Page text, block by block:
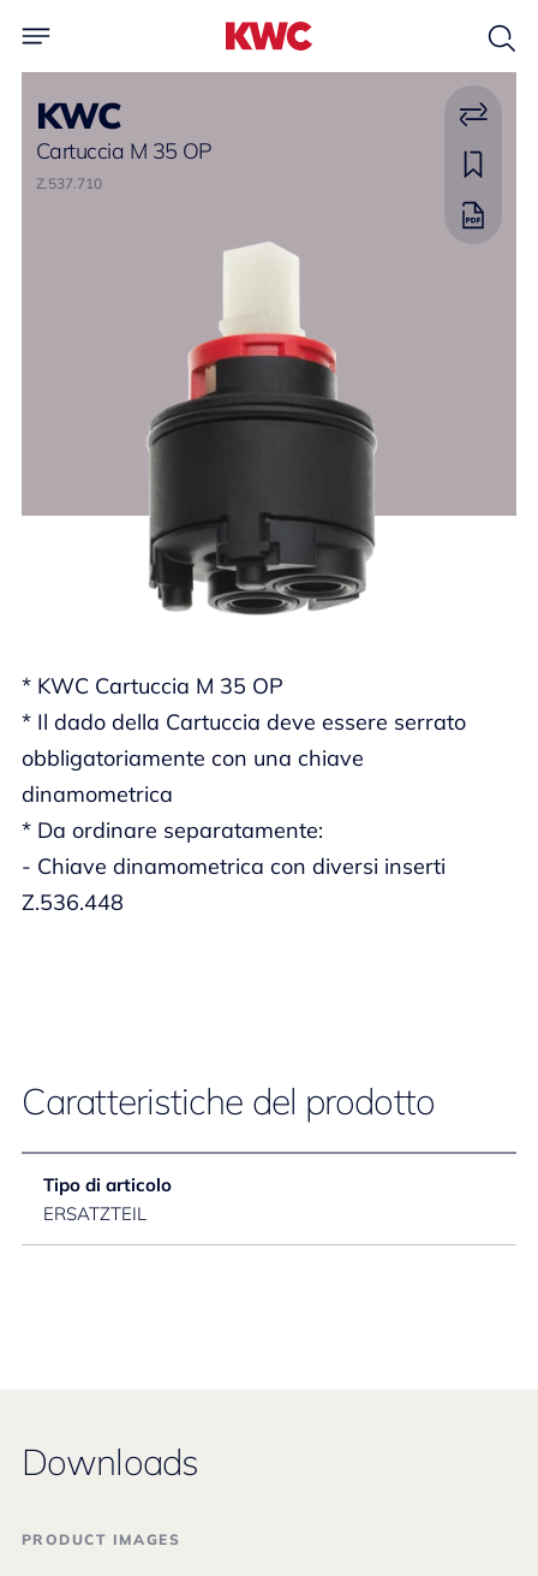
KWC
Cartuccia M 35 OP
Z.537.710
* KWC Cartuccia M 35 OP
* Il dado della Cartuccia deve essere serrato
obbligatoriamente con una chiave
dinamometrica
* Da ordinare separatamente:
- Chiave dinamometrica con diversi inserti
Z.536.448
Caratteristiche del prodotto
Tipo di articolo
ERSATZTEIL
Downloads
PRODUCT IMAGES